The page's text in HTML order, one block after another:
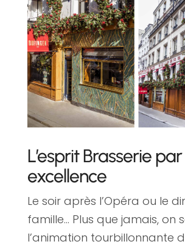
L’esprit Brasserie par
excellence
Le soir après l’Opéra ou le
famille… Plus que jamais, on
l’animation tourbillonnante